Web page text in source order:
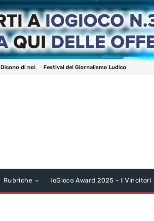
Dicono di noi Festival del Giornalismo Ludico
Rubriche IoGioco Award 2025 – I Vincitori